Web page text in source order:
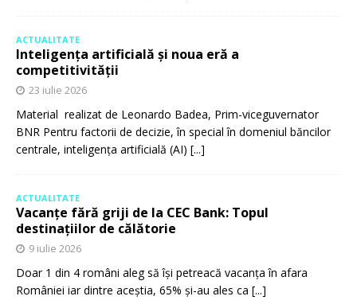
ACTUALITATE
Inteligența artificială și noua eră a
competitivității
23 iulie 2026
Material realizat de Leonardo Badea, Prim-viceguvernator
BNR Pentru factorii de decizie, în special în domeniul băncilor
centrale, inteligența artificială (AI) [...]
ACTUALITATE
Vacanțe fără griji de la CEC Bank: Topul
destinațiilor de călătorie
9 iulie 2026
Doar 1 din 4 români aleg să își petreacă vacanța în afara
României iar dintre aceștia, 65% și-au ales ca [...]